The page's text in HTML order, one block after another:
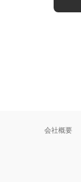
会社概要